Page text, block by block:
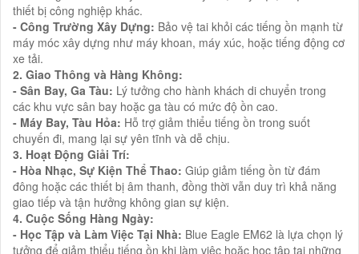
thiết bị công nghiệp khác.
- Công Trường Xây Dựng: Bảo vệ tai khỏi các tiếng ồn mạnh từ
máy móc xây dựng như máy khoan, máy xúc, hoặc tiếng động cơ
xe tải.
2. Giao Thông và Hàng Không:
- Sân Bay, Ga Tàu: Lý tưởng cho hành khách di chuyển trong
các khu vực sân bay hoặc ga tàu có mức độ ồn cao.
- Máy Bay, Tàu Hỏa: Hỗ trợ giảm thiểu tiếng ồn trong suốt
chuyến đi, mang lại sự yên tĩnh và dễ chịu.
3. Hoạt Động Giải Trí:
- Hòa Nhạc, Sự Kiện Thể Thao: Giúp giảm tiếng ồn từ đám
đông hoặc các thiết bị âm thanh, đồng thời vẫn duy trì khả năng
giao tiếp và tận hưởng không gian sự kiện.
4. Cuộc Sống Hàng Ngày:
- Học Tập và Làm Việc Tại Nhà: Blue Eagle EM62 là lựa chọn lý
tưởng để giảm thiểu tiếng ồn khi làm việc hoặc học tập tại những